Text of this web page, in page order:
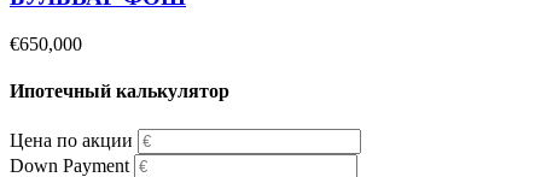
€650,000
Ипотечный калькулятор
Цена по акции
Down Payment